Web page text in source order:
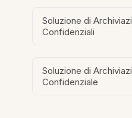
Soluzione di
Confidenziali
Soluzione di
Confidenziale